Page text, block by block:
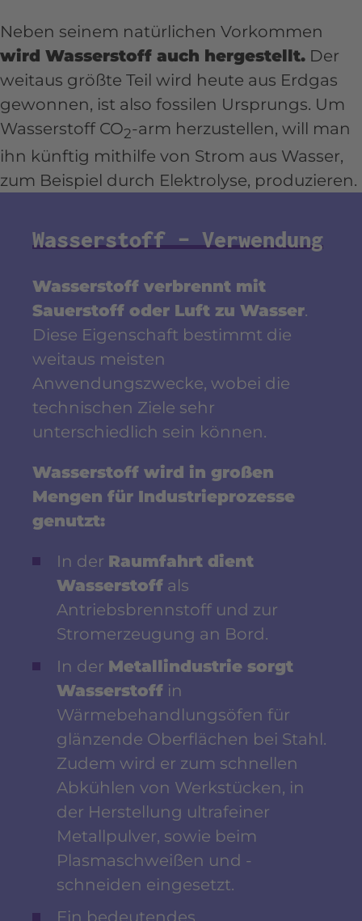
Neben seinem natürlichen Vorkommen
wird Wasserstoff auch hergestellt. Der
weitaus größte Teil wird heute aus Erdgas
gewonnen, ist also fossilen Ursprungs. Um
Wasserstoff CO2-arm herzustellen, will man
ihn künftig mithilfe von Strom aus Wasser,
zum Beispiel durch Elektrolyse, produzieren.
Wasserstoff – Verwendung
Wasserstoff verbrennt mit
Sauerstoff oder Luft zu Wasser.
Diese Eigenschaft bestimmt die
weitaus meisten
Anwendungszwecke, wobei die
technischen Ziele sehr
unterschiedlich sein können.
Wasserstoff wird in großen
Mengen für Industrieprozesse
genutzt:
In der Raumfahrt dient
Wasserstoff als
Antriebsbrennstoff und zur
Stromerzeugung an Bord.
In der Metallindustrie sorgt
Wasserstoff in
Wärmebehandlungsöfen für
glänzende Oberflächen bei Stahl.
Zudem wird er zum schnellen
Abkühlen von Werkstücken, in
der Herstellung ultrafeiner
Metallpulver, sowie beim
Plasmaschweißen und -
schneiden eingesetzt.